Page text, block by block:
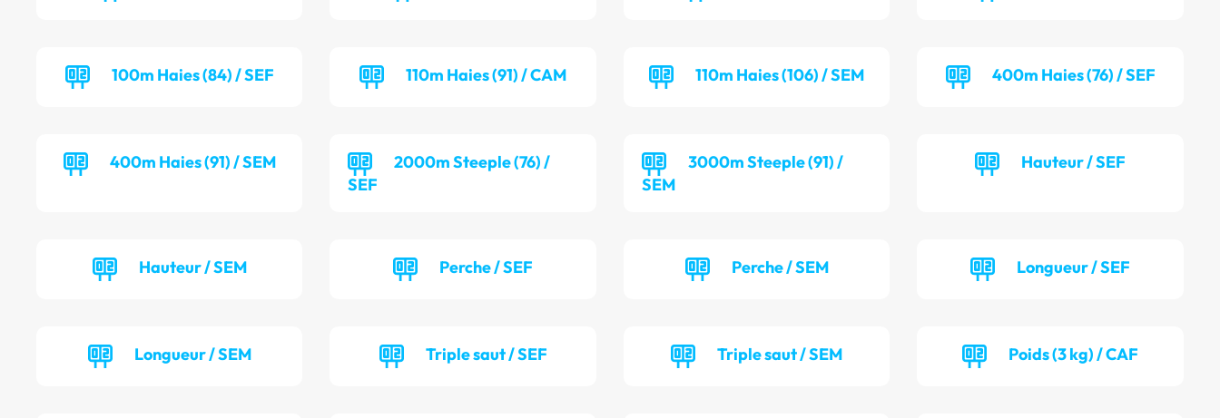
100m Haies (84) / SEF 110m Haies (91) / CAM 110m Haies (106) / SEM 400m Haies (76) / SEF
400m Haies (91) / SEM
2000m Steeple (76) /
SEF
3000m Steeple (91) /
SEM
Hauteur / SEF
Hauteur / SEM Perche / SEF Perche / SEM Longueur / SEF
Longueur / SEM Triple saut / SEF Triple saut / SEM Poids (3 kg) / CAF